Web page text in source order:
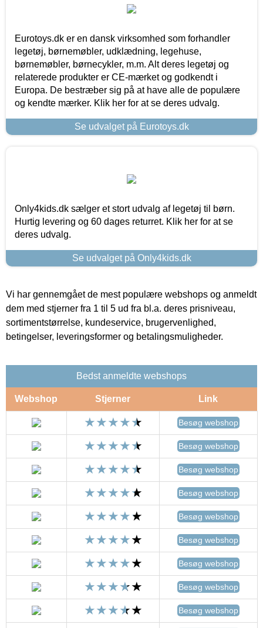
Eurotoys.dk er en dansk virksomhed som forhandler
legetøj, børnemøbler, udklædning, legehuse,
børnemøbler, børnecykler, m.m. Alt deres legetøj og
relaterede produkter er CE-mærket og godkendt i
Europa. De bestræber sig på at have alle de populære
og kendte mærker. Klik her for at se deres udvalg.
Se udvalget på Eurotoys.dk
Only4kids.dk sælger et stort udvalg af legetøj til børn.
Hurtig levering og 60 dages returret. Klik her for at se
deres udvalg.
Se udvalget på Only4kids.dk
Vi har gennemgået de mest populære webshops og anmeldt
dem med stjerner fra 1 til 5 ud fra bl.a. deres prisniveau,
sortimentstørrelse, kundeservice, brugervenlighed,
betingelser, leveringsformer og betalingsmuligheder.
Bedst anmeldte webshops
Webshop Stjerner Link
Besøg webshop
Besøg webshop
Besøg webshop
Besøg webshop
Besøg webshop
Besøg webshop
Besøg webshop
Besøg webshop
Besøg webshop